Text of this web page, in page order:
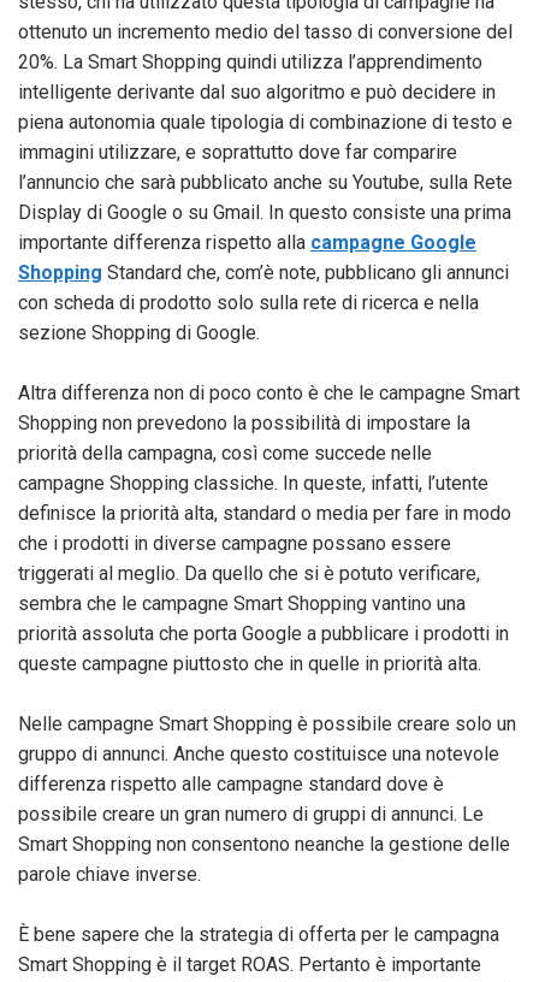
ottenuto un incremento medio del tasso di conversione del
20%. La Smart Shopping quindi utilizza l’apprendimento
intelligente derivante dal suo algoritmo e può decidere in
piena autonomia quale tipologia di combinazione di testo e
immagini utilizzare, e soprattutto dove far comparire
l’annuncio che sarà pubblicato anche su Youtube, sulla Rete
Display di Google o su Gmail. In questo consiste una prima
importante differenza rispetto alla campagne Google
Shopping Standard che, com’è note, pubblicano gli annunci
con scheda di prodotto solo sulla rete di ricerca e nella
sezione Shopping di Google.
Altra differenza non di poco conto è che le campagne Smart
Shopping non prevedono la possibilità di impostare la
priorità della campagna, così come succede nelle
campagne Shopping classiche. In queste, infatti, l’utente
definisce la priorità alta, standard o media per fare in modo
che i prodotti in diverse campagne possano essere
triggerati al meglio. Da quello che si è potuto verificare,
sembra che le campagne Smart Shopping vantino una
priorità assoluta che porta Google a pubblicare i prodotti in
queste campagne piuttosto che in quelle in priorità alta.
Nelle campagne Smart Shopping è possibile creare solo un
gruppo di annunci. Anche questo costituisce una notevole
differenza rispetto alle campagne standard dove è
possibile creare un gran numero di gruppi di annunci. Le
Smart Shopping non consentono neanche la gestione delle
parole chiave inverse.
È bene sapere che la strategia di offerta per le campagna
Smart Shopping è il target ROAS. Pertanto è importante